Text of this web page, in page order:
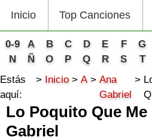
Inicio Top Canciones
0-9 A B C D E F G
N
Ñ O P Q R S T
Estás
aquí:
Inicio A
Ana
Gabriel
Lo Poquito Que Me
Gabriel